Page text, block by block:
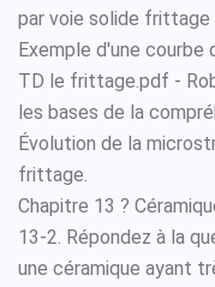
par voie solide
Exemple d'une
TD le frittage.pdf -
les bases de la
Évolution de la
frittage.
Chapitre 13 ?
13-2. Répondez à la
une céramique ayant